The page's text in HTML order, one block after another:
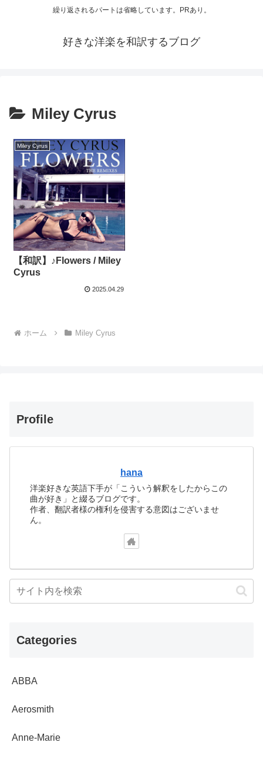
繰り返されるパートは省略しています。PRあり。
好きな洋楽を和訳するブログ
Miley Cyrus
Miley Cyrus
【和訳】♪Flowers / Miley
Cyrus
2025.04.29
ホーム Miley Cyrus
Profile
hana
洋楽好きな英語下手が「こういう解釈をしたからこの
曲が好き」と綴るブログです。
作者、翻訳者様の権利を侵害する意図はございませ
ん。
Categories
ABBA
Aerosmith
Anne-Marie